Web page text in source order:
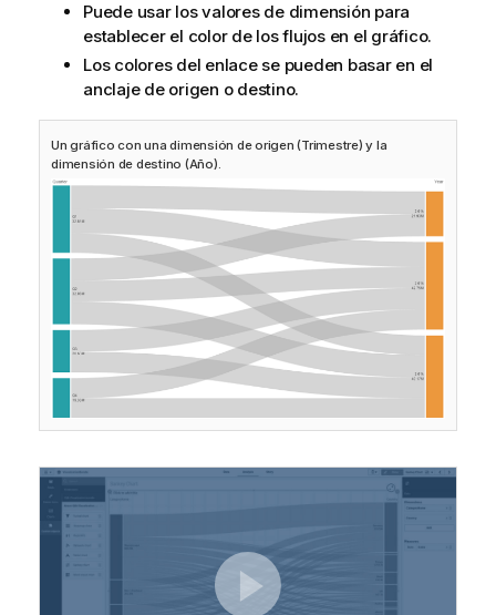
Puede usar los valores de dimensión para
establecer el color de los flujos en el gráfico.
Los colores del enlace se pueden basar en el
anclaje de origen o destino.
Un gráfico con una dimensión de origen (Trimestre) y la
dimensión de destino (Año).